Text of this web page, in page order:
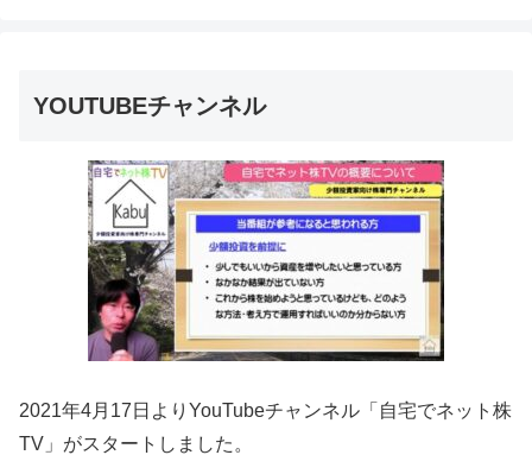
YOUTUBEチャンネル
2021年4月17日よりYouTubeチャンネル「自宅でネット株
TV」がスタートしました。